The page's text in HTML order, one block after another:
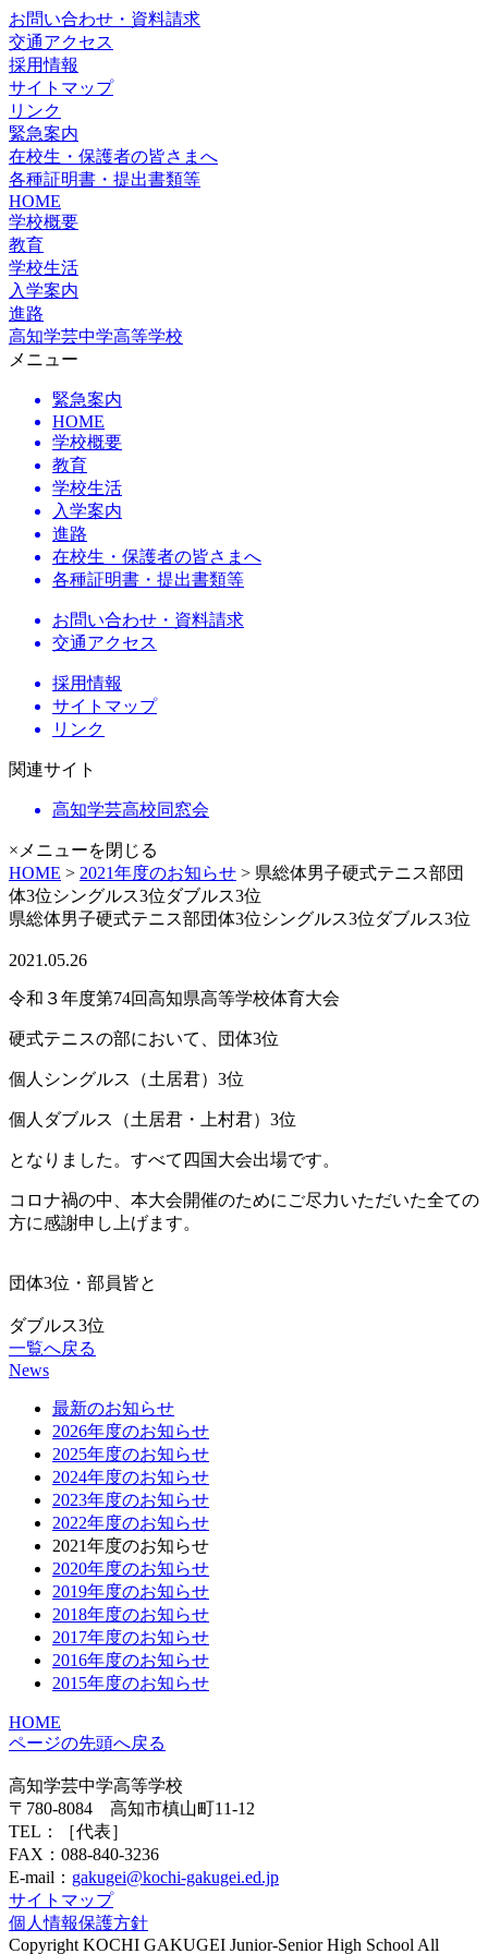
お問い合わせ・資料請求
交通アクセス
採用情報
サイトマップ
リンク
緊急案内
在校生・保護者の皆さまへ
各種証明書・提出書類等
HOME
学校概要
教育
学校生活
入学案内
進路
高知学芸中学高等学校
メニュー
緊急案内
HOME
学校概要
教育
学校生活
入学案内
進路
在校生・保護者の皆さまへ
各種証明書・提出書類等
お問い合わせ・資料請求
交通アクセス
採用情報
サイトマップ
リンク
関連サイト
高知学芸高校同窓会
×メニューを閉じる
HOME > 2021年度のお知らせ > 県総体男子硬式テニス部団
体3位シングルス3位ダブルス3位
県総体男子硬式テニス部団体3位シングルス3位ダブルス3位
2021.05.26
令和３年度第74回高知県高等学校体育大会
硬式テニスの部において、団体3位
個人シングルス（土居君）3位
個人ダブルス（土居君・上村君）3位
となりました。すべて四国大会出場です。
コロナ禍の中、本大会開催のためにご尽力いただいた全ての
方に感謝申し上げます。
団体3位・部員皆と
ダブルス3位
一覧へ戻る
News
最新のお知らせ
2026年度のお知らせ
2025年度のお知らせ
2024年度のお知らせ
2023年度のお知らせ
2022年度のお知らせ
2021年度のお知らせ
2020年度のお知らせ
2019年度のお知らせ
2018年度のお知らせ
2017年度のお知らせ
2016年度のお知らせ
2015年度のお知らせ
HOME
ページの先頭へ戻る
高知学芸中学高等学校
〒780-8084 高知市槙山町11-12
TEL：
［代表］
FAX：088-840-3236
E-mail： gakugei@kochi-gakugei.ed.jp
サイトマップ
個人情報保護方針
Copyright KOCHI GAKUGEI Junior-Senior High School All